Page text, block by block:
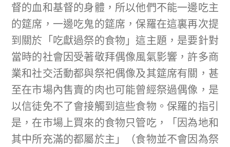
督的血和基督的身體，所以他們不能一邊吃主
的筵席，一邊吃鬼的筵席，保羅在這裏再次提
到關於「吃獻過祭的食物」這主題，是要針對
當時的社會因受著敬拜偶像風氣影響，許多商
業和社交活動都與祭祀偶像及其筵席有關，甚
至在市場內售賣的肉也可能曾經祭過偶像，是
以信徒免不了會接觸到這些食物。保羅的指引
是，在市場上買來的食物只管吃，「因為地和
其中所充滿的都屬於主」（食物並不會因為祭